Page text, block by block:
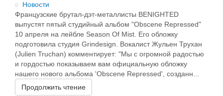
в Новости
Французские брутал-дэт-металлисты BENIGHTED
выпустят пятый студийный альбом "Obscene Repressed"
10 апреля на лейбле Season Of Mist. Его обложку
подготовила студия Grindesign. Вокалист Жульен Трухан
(Julien Truchan) комментирует: "Мы с огромной радостью
и гордостью показываем вам официальную обложку
нашего нового альбома 'Obscene Repressed', созданн...
Продолжить чтение